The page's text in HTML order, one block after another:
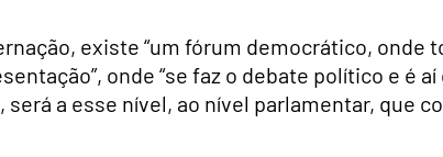
existe “um fórum democrático, onde
onde “se faz o debate político e é
a esse nível, ao nível parlamentar, que